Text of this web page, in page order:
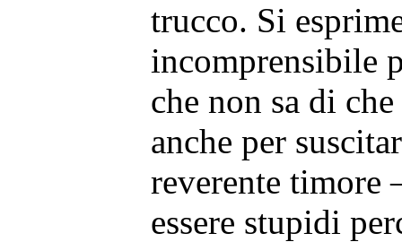
trucco. Si
incomprensibile
che non sa di
anche per
reverente timore
essere stupidi